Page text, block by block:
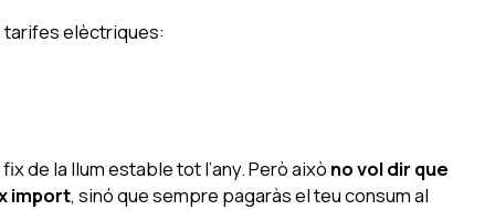
tarifes elèctriques:
fix de la llumestable tot l’any. Però això no vol dir que
import, sinó que sempre pagaràs el teu consum al